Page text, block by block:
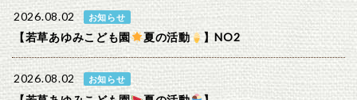
2026.08.02 お知らせ
【若草あゆみこども園 夏の活動 】NO2
2026.08.02 お知らせ